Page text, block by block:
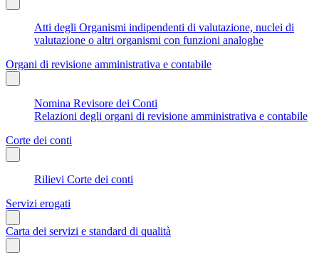
Atti degli Organismi indipendenti di valutazione, nuclei di
valutazione o altri organismi con funzioni analoghe
Organi di revisione amministrativa e contabile
Nomina Revisore dei Conti
Relazioni degli organi di revisione amministrativa e contabile
Corte dei conti
Rilievi Corte dei conti
Servizi erogati
Carta dei servizi e standard di qualità